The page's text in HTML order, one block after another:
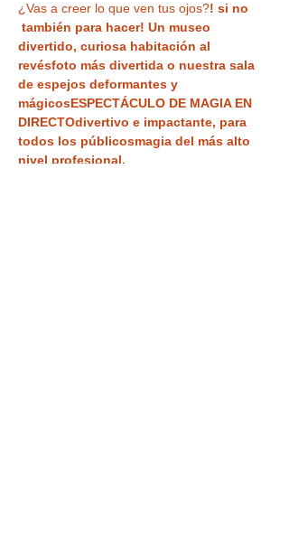
¿Vas a creer lo que ven tus ojos?! si no
también para hacer! Un museo
divertido, curiosa habitación al
revésfoto más divertida o nuestra sala
de espejos deformantes y
mágicosESPECTÁCULO DE MAGIA EN
DIRECTOdivertivo e impactante, para
todos los públicosmagia del más alto
nivel profesional.